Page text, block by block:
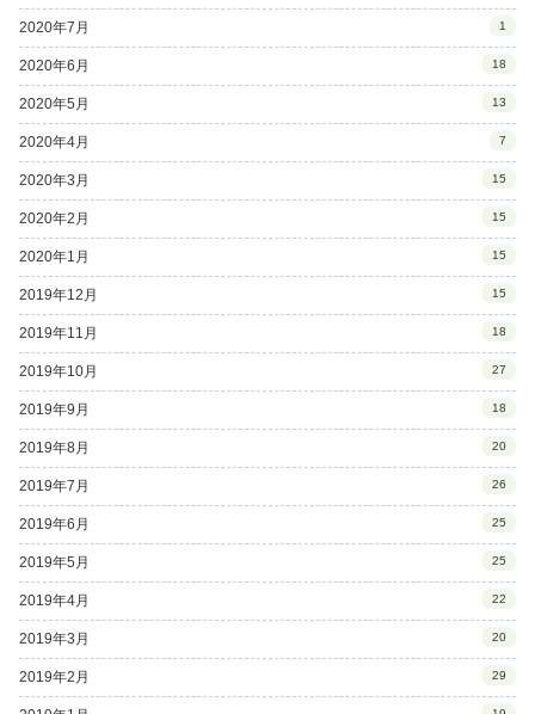
2020年7月 1
2020年6月 18
2020年5月 13
2020年4月 7
2020年3月 15
2020年2月 15
2020年1月 15
2019年12月 15
2019年11月 18
2019年10月 27
2019年9月 18
2019年8月 20
2019年7月 26
2019年6月 25
2019年5月 25
2019年4月 22
2019年3月 20
2019年2月 29